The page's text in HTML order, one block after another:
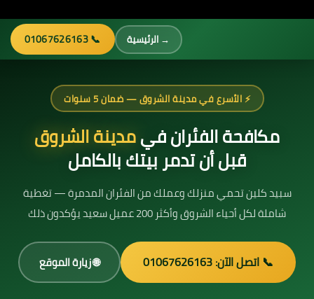
→ الرئيسية 📞 01067626163
⚡ الأسرع في مدينة الشروق — ضمان 5 سنوات
مكافحة الفئران فيمدينة الشروق
قبل أن تدمر بيتك بالكامل
سبيد كلين تحمي منزلك وعملك من الفئران المدمرة — تغطية
شاملة لكل أحياء الشروق وأكثر 200 عميل سعيد يؤكدون ذلك
📞 اتصل الآن: 01067626163 🌐 زيارة الموقع